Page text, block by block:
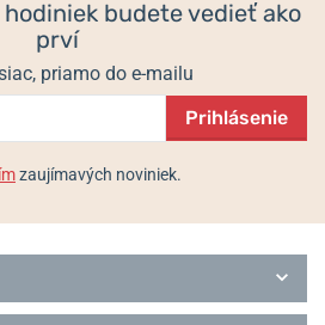
budete vedieť ako
prví
priamo do e-mailu
Prihlásenie
zaujímavých noviniek.